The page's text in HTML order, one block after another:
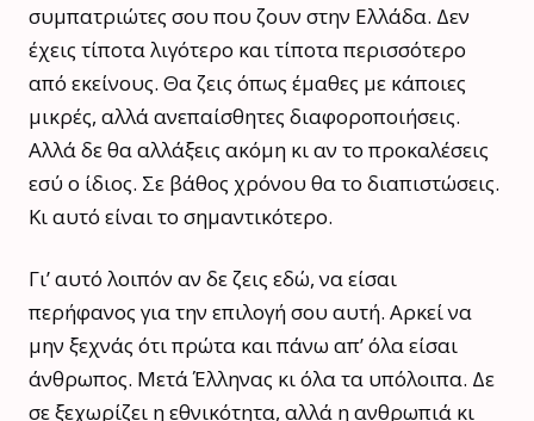
συμπατριώτες σου που ζουν στην Ελλάδα. Δεν
έχεις τίποτα λιγότερο και τίποτα περισσότερο
από εκείνους. Θα ζεις όπως έμαθες με κάποιες
μικρές, αλλά ανεπαίσθητες διαφοροποιήσεις.
Αλλά δε θα αλλάξεις ακόμη κι αν το προκαλέσεις
εσύ ο ίδιος. Σε βάθος χρόνου θα το διαπιστώσεις.
Κι αυτό είναι το σημαντικότερο.
Γι’ αυτό λοιπόν αν δε ζεις εδώ, να είσαι
περήφανος για την επιλογή σου αυτή. Αρκεί να
μην ξεχνάς ότι πρώτα και πάνω απ’ όλα είσαι
άνθρωπος. Μετά Έλληνας κι όλα τα υπόλοιπα. Δε
σε ξεχωρίζει η εθνικότητα, αλλά η ανθρωπιά κι